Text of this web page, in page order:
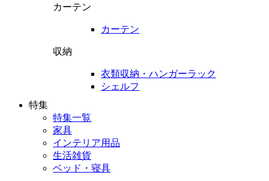
カーテン
カーテン
収納
衣類収納・ハンガーラック
シェルフ
特集
特集一覧
家具
インテリア用品
生活雑貨
ベッド・寝具